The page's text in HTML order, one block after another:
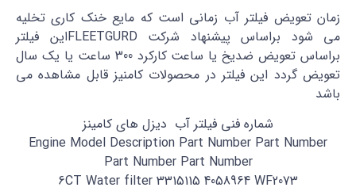
زمان تعویض فیلتر آب زمانی است که مایع خنک کاری تخلیه
می شود براساس پیشنهاد شرکت FLEETGURDاین فیلتر
براساس تعویض ضدیخ یا ساعت کارکرد 300 ساعت یا یک سال
تعویض گردد این فیلتر در محصولات کامنیز قابل مشاهده می
باشد
شماره فنی فیلتر آب دیزل های کامینز
Engine Model Description Part Number Part Number
Part Number Part Number
6CT Water filter 3315115 4058964 WF2073